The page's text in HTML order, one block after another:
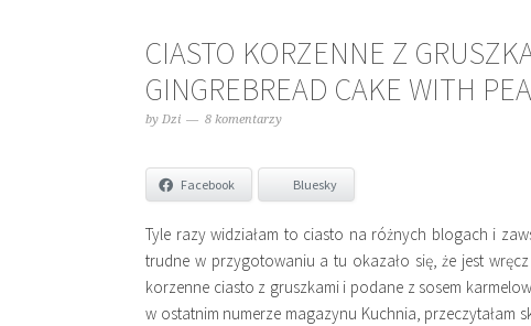
CIASTO KORZENNE Z
GINGREBREAD CAKE WITH
by Dzi 8 komentarzy
Facebook Bluesky
Tyle razy widziałam to ciasto na różnych blogach i
trudne w przygotowaniu a tu okazało się, że jest
korzenne ciasto z gruszkami i podane z sosem
w ostatnim numerze magazynu Kuchnia, przeczytałam